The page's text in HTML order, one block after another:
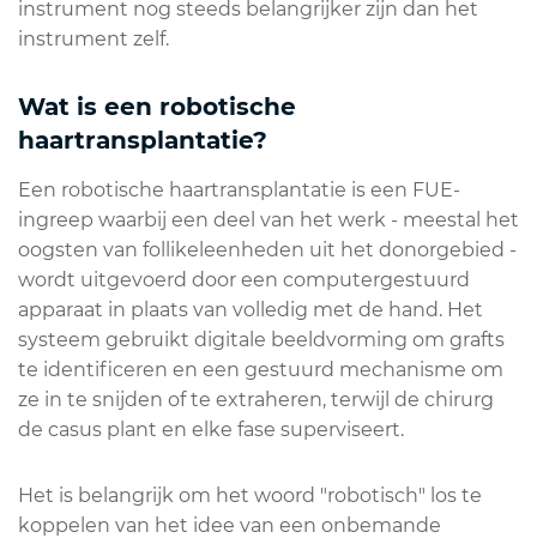
instrument nog steeds belangrijker zijn dan het
instrument zelf.
Wat is een robotische
haartransplantatie?
Een robotische haartransplantatie is een FUE-
ingreep waarbij een deel van het werk - meestal het
oogsten van follikeleenheden uit het donorgebied -
wordt uitgevoerd door een computergestuurd
apparaat in plaats van volledig met de hand. Het
systeem gebruikt digitale beeldvorming om grafts
te identificeren en een gestuurd mechanisme om
ze in te snijden of te extraheren, terwijl de chirurg
de casus plant en elke fase superviseert.
Het is belangrijk om het woord "robotisch" los te
koppelen van het idee van een onbemande